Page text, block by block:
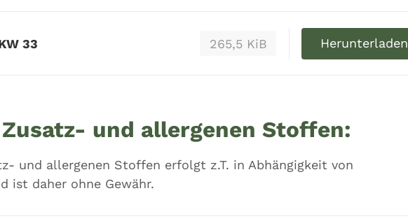
33 265,5 KiB Herunterladen
und allergenen Stoffen:
und allergenen Stoffen erfolgt z.T. in Abhängigkeit von
ist daher ohne Gewähr.